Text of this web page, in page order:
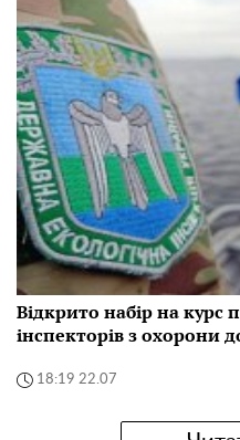
Відкрито набір на курс
інспекторів з охорони
18:19 22.07